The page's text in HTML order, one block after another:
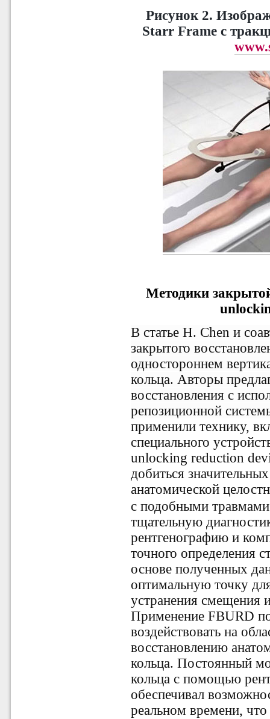
Рисунок 2.
Starr Frame с
Методики
В статье H. Chen и
закрытого
одностороннем
кольца. Авторы
восстановления с
репозиционной
применили технику,
специального
unlocking reduction
добиться
анатомической
с подобными
тщательную
рентгенографию и
точного определения
основе полученных
оптимальную точку
устранения смещения
Применение FBURD
воздействовать на
восстановлению
кольца. Постоянный
кольца с помощью
обеспечивал
реальном времени,